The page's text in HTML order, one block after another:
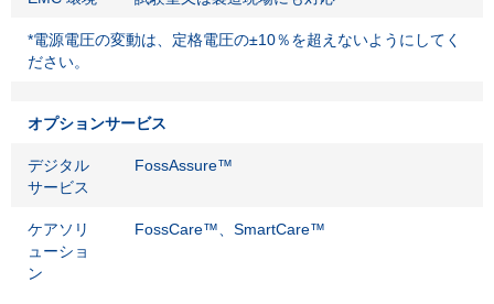
*電源電圧の変動は、定格電圧の±10％を超えないようにしてく
ださい。
オプションサービス
デジタル
サービス
FossAssure™
ケアソリ
ューショ
ン
FossCare™、SmartCare™